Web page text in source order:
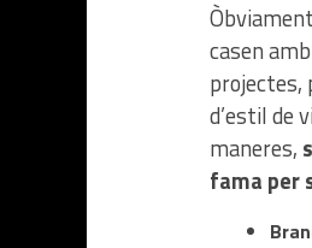
casen
projectes,
d’estil de
maneres,
fama per